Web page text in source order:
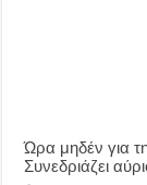
Ώρα μηδέν για
Συνεδριάζει